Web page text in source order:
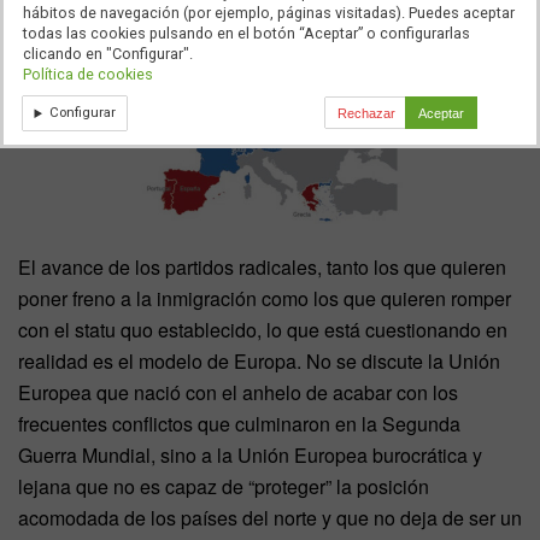
El avance de los partidos radicales, tanto los que quieren
poner freno a la inmigración como los que quieren romper
con el statu quo establecido, lo que está cuestionando en
realidad es el modelo de Europa. No se discute la Unión
Europea que nació con el anhelo de acabar con los
frecuentes conflictos que culminaron en la Segunda
Guerra Mundial, sino a la Unión Europea burocrática y
lejana que no es capaz de “proteger” la posición
acomodada de los países del norte y que no deja de ser un
hábitos de navegación (por ejemplo, páginas visitadas). Puedes aceptar
todas las cookies pulsando en el botón “Aceptar” o configurarlas
clicando en "Configurar".
Política de cookies
Configurar Rechazar Aceptar